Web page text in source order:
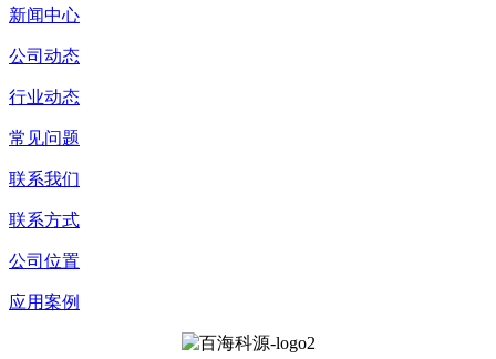
新闻中心
公司动态
行业动态
常见问题
联系我们
联系方式
公司位置
应用案例